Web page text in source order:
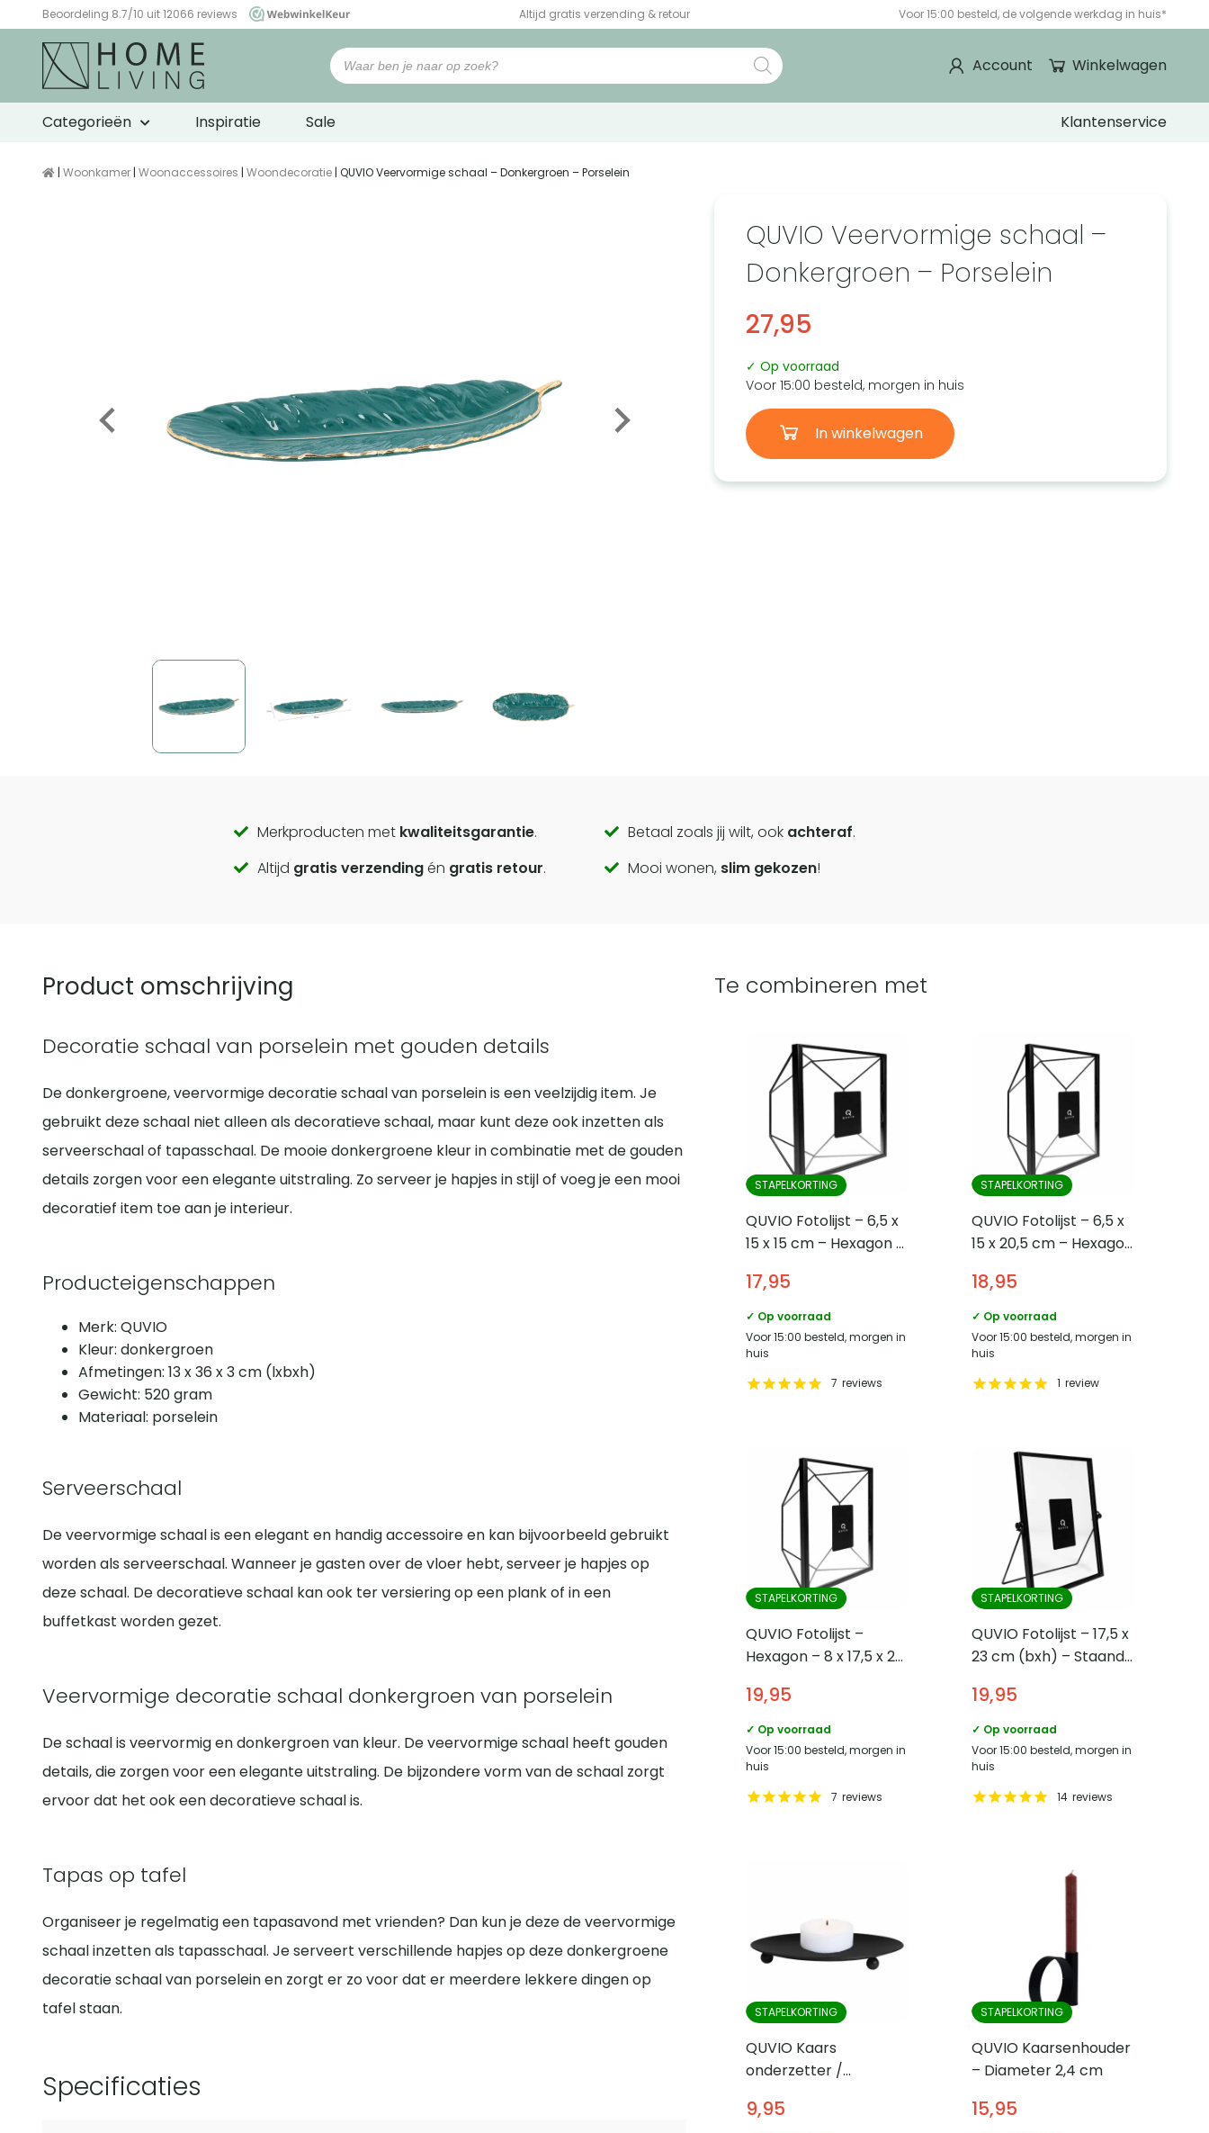
Beoordeling 8.7/10 uit 12066 reviews
WebwinkelKeur
Altijd gratis verzending & retour Voor 15:00 besteld, de volgende werkdag in huis*
Winkelwagen
Account
Categorieën Inspiratie Sale Klantenservice
| Woonkamer | Woonaccessoires | Woondecoratie | QUVIO Veervormige schaal – Donkergroen – Porselein
QUVIO Veervormige schaal –
Donkergroen – Porselein
27,95
✓ Op voorraad
Voor 15:00 besteld, morgen in huis
In winkelwagen
Call
to
Merkproducten met kwaliteitsgarantie. Betaal zoals jij wilt, ook achteraf.
Altijd gratis verzendingén gratis retour. Mooi wonen, slim gekozen!
Product omschrijving
Decoratie schaal van porselein met gouden details
De donkergroene, veervormige decoratie schaal van porselein is een veelzijdig item. Je
gebruikt deze schaal niet alleen als decoratieve schaal, maar kunt deze ook inzetten als
serveerschaal of tapasschaal. De mooie donkergroene kleur in combinatie met de gouden
details zorgen voor een elegante uitstraling. Zo serveer je hapjes in stijl of voeg je een mooi
decoratief item toe aan je interieur.
Producteigenschappen
Merk: QUVIO
Kleur: donkergroen
Afmetingen: 13 x 36 x 3 cm (lxbxh)
Gewicht: 520 gram
Materiaal: porselein
Serveerschaal
De veervormige schaal is een elegant en handig accessoire en kan bijvoorbeeld gebruikt
worden als serveerschaal. Wanneer je gasten over de vloer hebt, serveer je hapjes op
deze schaal. De decoratieve schaal kan ook ter versiering op een plank of in een
buffetkast worden gezet.
Veervormige decoratie schaal donkergroen van porselein
De schaal is veervormig en donkergroen van kleur. De veervormige schaal heeft gouden
details, die zorgen voor een elegante uitstraling. De bijzondere vorm van de schaal zorgt
ervoor dat het ook een decoratieve schaal is.
Tapas op tafel
Organiseer je regelmatig een tapasavond met vrienden? Dan kun je deze de veervormige
schaal inzetten als tapasschaal. Je serveert verschillende hapjes op deze donkergroene
decoratie schaal van porselein en zorgt er zo voor dat er meerdere lekkere dingen op
tafel staan.
Specificaties
Te combineren met
STAPELKORTING
QUVIO Fotolijst – 6,5 x
15 x 15 cm – Hexagon –
17,95
✓ Op voorraad
Voor 15:00 besteld, morgen in
huis
7 reviews
STAPELKORTING
QUVIO Fotolijst – 6,5 x
15 x 20,5 cm – Hexagon
18,95
✓ Op voorraad
Voor 15:00 besteld, morgen in
huis
1 review
STAPELKORTING
QUVIO Fotolijst –
Hexagon – 8 x 17,5 x 23
19,95
✓ Op voorraad
Voor 15:00 besteld, morgen in
huis
7 reviews
STAPELKORTING
QUVIO Fotolijst – 17,5 x
23 cm (bxh) – Staand
19,95
✓ Op voorraad
Voor 15:00 besteld, morgen in
huis
14 reviews
STAPELKORTING
QUVIO Kaars
onderzetter /
Diameter 10 cm
9,95
STAPELKORTING
QUVIO Kaarsenhouder
– Diameter 2,4 cm
15,95